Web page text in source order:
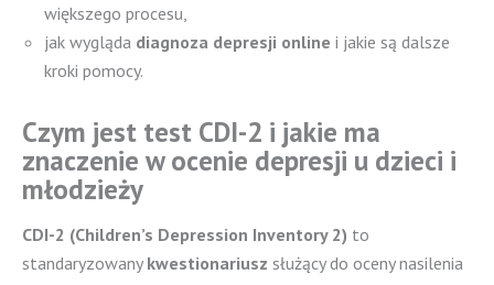
większego procesu,
jak wygląda diagnoza depresji online i jakie są dalsze
kroki pomocy.
Czym jest test CDI-2 i jakie ma
znaczenie w ocenie depresji u dzieci i
młodzieży
CDI-2 (Children’s Depression Inventory 2) to
standaryzowany kwestionariusz służący do oceny nasilenia